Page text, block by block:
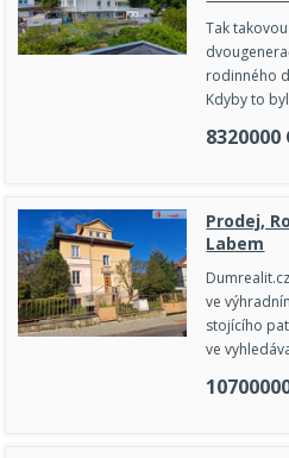
Tak
rodinného
Kdyby to
8320000
Prodej,
Labem
ve
stojícího
ve